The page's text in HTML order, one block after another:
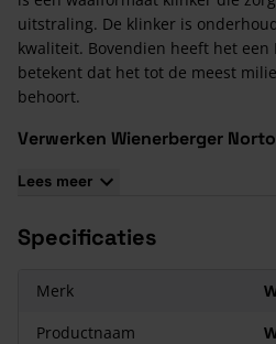
uitstraling. De klinker is
kwaliteit. Bovendien heeft het een
betekent dat het tot de meest
behoort.
Verwerken Wienerberger
Er zijn verschillende patronen
elleboogverband en blokverband.
bepaalt het uiterlijk van het
Lees meer
Specificaties
Merk
Productnaam